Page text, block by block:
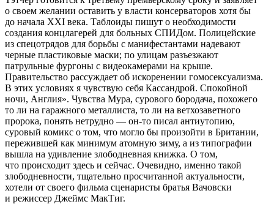
о своем желании оставить у власти консерваторов хотя бы
до начала XXI века. Таблоиды пишут о необходимости
создания концлагерей для больных СПИДом. Полицейские
из спецотрядов для борьбы с манифестантами надевают
черные пластиковые маски; по улицам разъезжают
патрульные фургоны с видеокамерами на крыше.
Правительство рассуждает об искоренении гомосексуализма.
В этих условиях я чувствую себя Кассандрой. Спокойной
ночи, Англия». Чувства Мура, сурового бородача, похожего
то ли на гаражного металлиста, то ли на ветхозаветного
пророка, понять нетрудно — он-то писал антиутопию,
суровый комикс о том, что могло бы произойти в Британии,
пережившей как минимум атомную зиму, а из типографии
вышла на удивление злободневная книжка. О том,
что происходит здесь и сейчас. Очевидно, именно такой
злободневности, тщательно просчитанной актуальности,
хотели от своего фильма сценаристы братья Вачовски
и режиссер Джеймс МакТиг.